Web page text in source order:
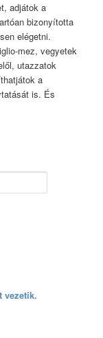
adjátok a
bizonyította
elégetni.
mez, vegyetek
utazzatok
a
is. És
vezetik.